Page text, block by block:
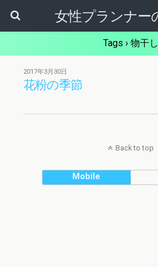
女性プランナー
Tags › 物干し
2017年3月30日
花粉の季節
Back to top
Mobile